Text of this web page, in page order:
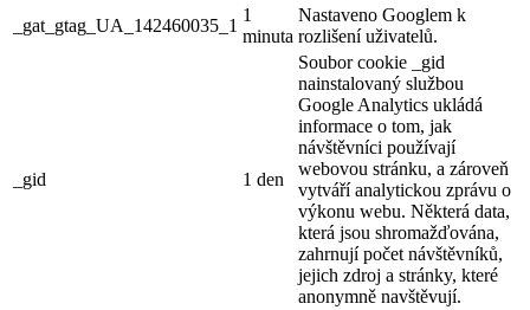
_gat_gtag_UA_142460035_1
1
minuta
Nastaveno Googlem k
rozlišení uživatelů.
_gid 1 den
Soubor cookie _gid
nainstalovaný službou
Google Analytics ukládá
informace o tom, jak
návštěvníci používají
webovou stránku, a zároveň
vytváří analytickou zprávu o
výkonu webu. Některá data,
která jsou shromažďována,
zahrnují počet návštěvníků,
jejich zdroj a stránky, které
anonymně navštěvují.